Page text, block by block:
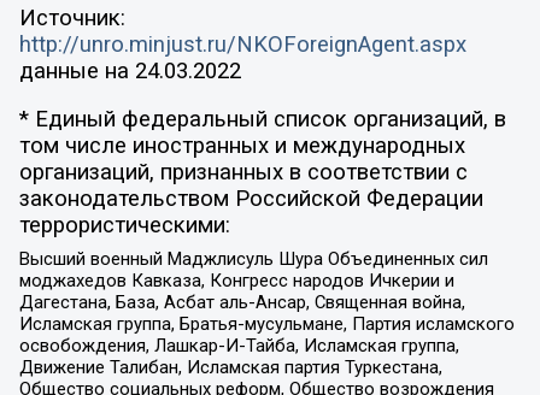
Источник:
http://unro.minjust.ru/NKOForeignAgent.aspx
данные на 24.03.2022
* Единый федеральный список организаций, в
том числе иностранных и международных
организаций, признанных в соответствии с
законодательством Российской Федерации
террористическими:
Высший военный Маджлисуль Шура Объединенных сил
моджахедов Кавказа, Конгресс народов Ичкерии и
Дагестана, База, Асбат аль-Ансар, Священная война,
Исламская группа, Братья-мусульмане, Партия исламского
освобождения, Лашкар-И-Тайба, Исламская группа,
Движение Талибан, Исламская партия Туркестана,
Общество социальных реформ, Общество возрождения